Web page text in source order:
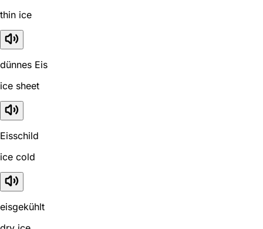
thin ice
dünnes Eis
ice sheet
Eisschild
ice cold
eisgekühlt